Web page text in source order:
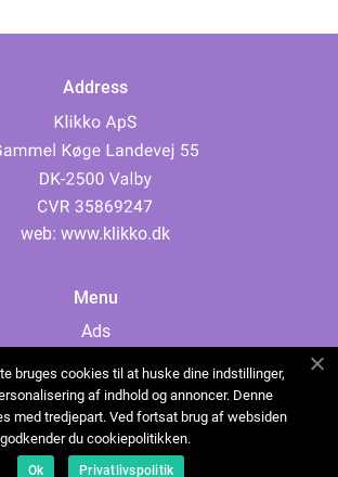
Address
web: www.klikko.dk
Menu
Ads
Cookies
Contact
Sitemap
bruges cookies til at huske dine indstillinger,
af indhold og annoncer. Denne
med tredjepart. Ved fortsat brug af websiden
godkender du cookiepolitikken.
Ok Privatlivspolitik